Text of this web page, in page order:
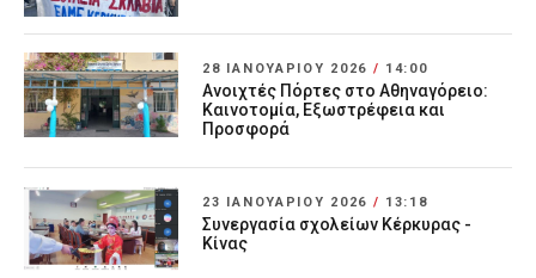
28 ΙΑΝΟΥΑΡΊΟΥ 2026 / 14:00
Ανοιχτές Πόρτες στο Αθηναγόρειο:
Καινοτομία, Εξωστρέφεια και
Προσφορά
23 ΙΑΝΟΥΑΡΊΟΥ 2026 / 13:18
Συνεργασία σχολείων Κέρκυρας -
Κίνας